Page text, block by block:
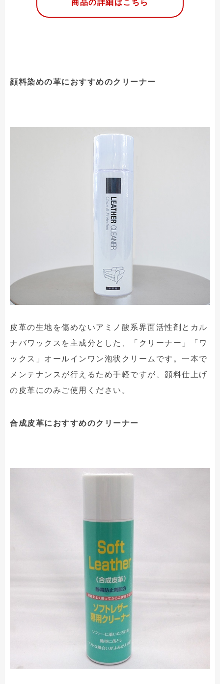
商品の詳細はこちら
顔料染めの革におすすめのクリーナー
皮革の生地を傷めないアミノ酸系界面活性剤とカル
ナバワックスを主成分とした、「クリーナー」「ワ
ックス」オールインワン泡状クリームです。一本で
メンテナンスが行えるため手軽ですが、顔料仕上げ
の皮革にのみご使用ください。
合成皮革におすすめのクリーナー